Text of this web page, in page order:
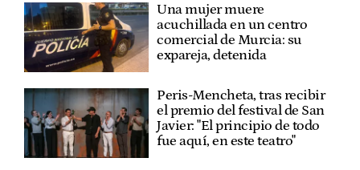
Una mujer muere
acuchillada en un centro
comercial de Murcia: su
expareja, detenida
Peris-Mencheta, tras recibir
el premio del festival de San
Javier: "El principio de todo
fue aquí, en este teatro"